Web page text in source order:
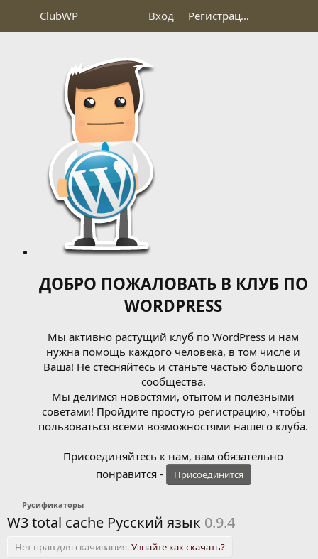
ClubWP Вход Регистрация
ДОБРО ПОЖАЛОВАТЬ В КЛУБ ПО
WORDPRESS
Мы активно растущий клуб по WordPress и нам
нужна помощь каждого человека, в том числе и
Ваша! Не стесняйтесь и станьте частью большого
сообщества.
Мы делимся новостями, отытом и полезными
советами! Пройдите простую регистрацию, чтобы
пользоваться всеми возможностями нашего клуба.
Присоединяйтесь к нам, вам обязательно
понравится -
Присоединится
Русификаторы
W3 total cache Русский язык 0.9.4
Нет прав для скачивания.Узнайте как скачать?